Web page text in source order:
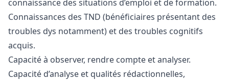
connaissance des situations d’emploi et de formation.
Connaissances des TND (bénéficiaires présentant des
troubles dys notamment) et des troubles cognitifs
acquis.
Capacité à observer, rendre compte et analyser.
Capacité d’analyse et qualités rédactionnelles,